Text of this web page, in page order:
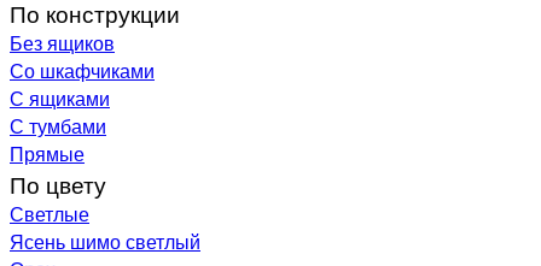
По конструкции
Без ящиков
Со шкафчиками
С ящиками
С тумбами
Прямые
По цвету
Светлые
Ясень шимо светлый